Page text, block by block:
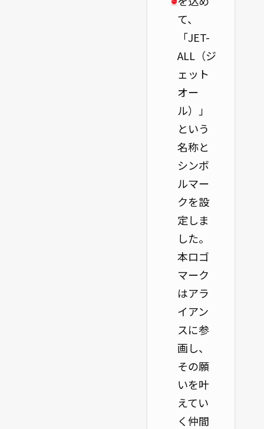
て、
「JET-
ALL（ジ
ェット
オー
ル）」
という
名称と
シンボ
ルマー
クを設
定しま
した。
本ロゴ
マーク
はアラ
イアン
スに参
画し、
その願
いを叶
えてい
く仲間